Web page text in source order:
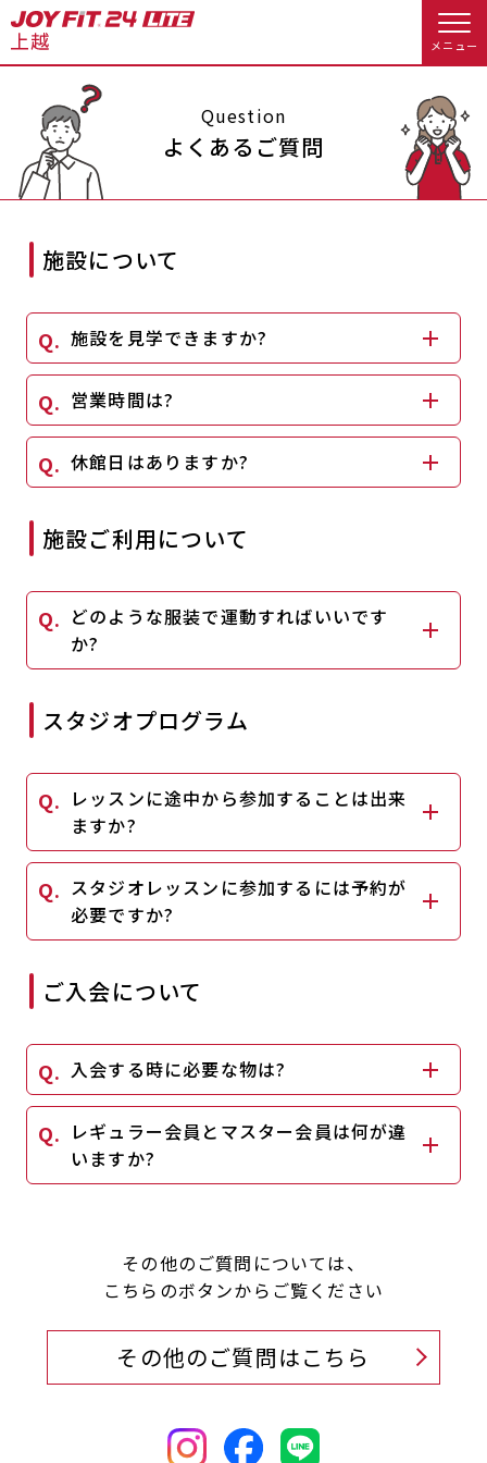
メニュー
店舗トップ
予約する 休会お手続き
オプション料金
店舗情報・サービス よくあるご質問
入会するトップ
クレジットカードで入会する料金・サービス等詳しく見る
入会を悩まれている方へトップ
見学・体験 スタジオプログラム情報
店舗へのお問い合わせ
JOYFIT総合トップ JOYFIT
JOYFIT24
JOYFIT+ 店舗を探す
Question
よくあるご質問
施設について
施設を見学できますか?
営業時間は?
休館日はありますか?
施設ご利用について
どのような服装で運動すればいいです
か?
スタジオプログラム
レッスンに途中から参加することは出来
ますか?
スタジオレッスンに参加するには予約が
必要ですか?
ご入会について
入会する時に必要な物は?
レギュラー会員とマスター会員は何が違
いますか?
その他のご質問については、
こちらのボタンからご覧ください
その他のご質問はこちら